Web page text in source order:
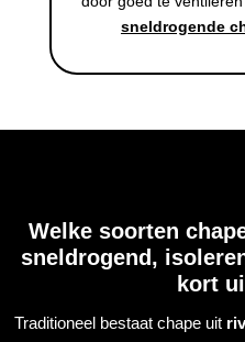
sneldrogende
Welke soorten
sneldrogend,
kort
Traditioneel bestaat chape uit